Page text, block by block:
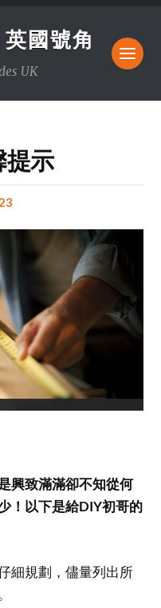
國號角
UK
示
興致滿滿卻不知從何
！以下是給DIY初哥的
細規劃，儘量列出所